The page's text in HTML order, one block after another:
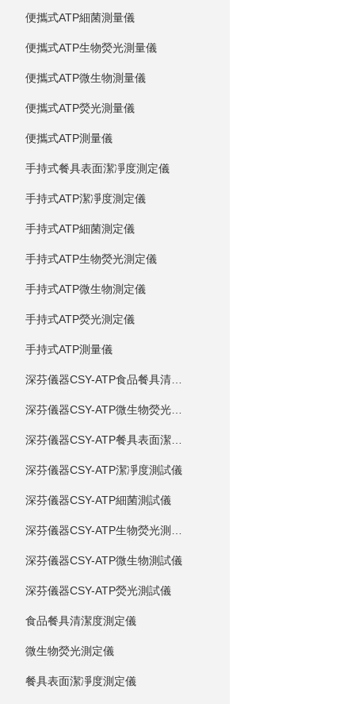
便攜式ATP細菌測量儀
便攜式ATP生物熒光測量儀
便攜式ATP微生物測量儀
便攜式ATP熒光測量儀
便攜式ATP測量儀
手持式餐具表面潔凈度測定儀
手持式ATP潔凈度測定儀
手持式ATP細菌測定儀
手持式ATP生物熒光測定儀
手持式ATP微生物測定儀
手持式ATP熒光測定儀
手持式ATP測量儀
深芬儀器CSY-ATP潔凈度測試儀
深芬儀器CSY-ATP細菌測試儀
深芬儀器CSY-ATP微生物測試儀
深芬儀器CSY-ATP熒光測試儀
食品餐具清潔度測定儀
微生物熒光測定儀
餐具表面潔凈度測定儀